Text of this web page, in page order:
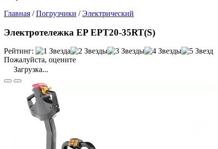
Главная /Погрузчики /Электрический
Электротележка EP EPT20-35RT(S)
Рейтинг:
Пожалуйста, оцените
Загрузка...